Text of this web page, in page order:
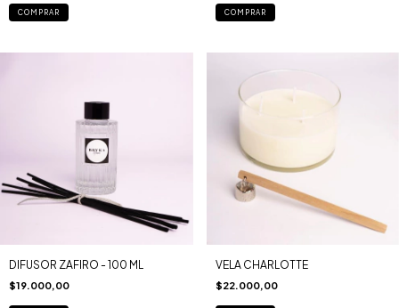
COMPRAR COMPRAR
DIFUSOR ZAFIRO - 100 ML
$19.000,00
VELA CHARLOTTE
$22.000,00